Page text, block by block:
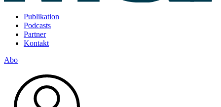
Publikation
Podcasts
Partner
Kontakt
Abo